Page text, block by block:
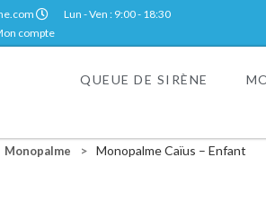
Lun - Ven : 9:00 - 18:30
compte
QUEUE DE SIRÈNE
Monopalme > Monopalme Caïus – Enfant